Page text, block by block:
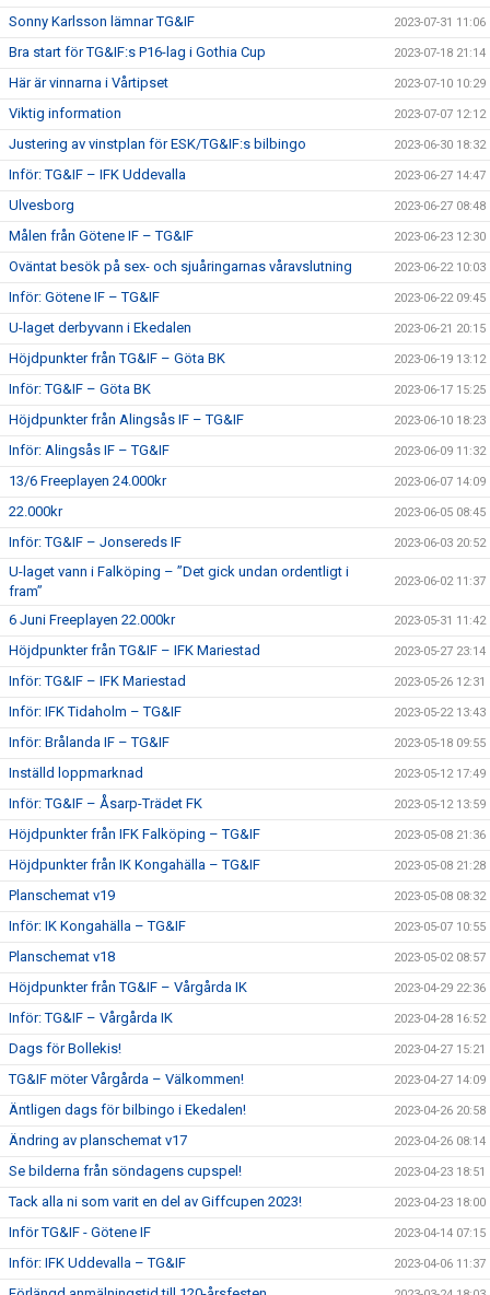
Sonny Karlsson lämnar TG&IF 2023-07-31 11:06
Bra start för TG&IF:s P16-lag i Gothia Cup 2023-07-18 21:14
Här är vinnarna i Vårtipset 2023-07-10 10:29
Viktig information 2023-07-07 12:12
Justering av vinstplan för ESK/TG&IF:s bilbingo 2023-06-30 18:32
Inför: TG&IF – IFK Uddevalla 2023-06-27 14:47
Ulvesborg 2023-06-27 08:48
Målen från Götene IF – TG&IF 2023-06-23 12:30
Oväntat besök på sex- och sjuåringarnas våravslutning 2023-06-22 10:03
Inför: Götene IF – TG&IF 2023-06-22 09:45
U-laget derbyvann i Ekedalen 2023-06-21 20:15
Höjdpunkter från TG&IF – Göta BK 2023-06-19 13:12
Inför: TG&IF – Göta BK 2023-06-17 15:25
Höjdpunkter från Alingsås IF – TG&IF 2023-06-10 18:23
Inför: Alingsås IF – TG&IF 2023-06-09 11:32
13/6 Freeplayen 24.000kr 2023-06-07 14:09
22.000kr 2023-06-05 08:45
Inför: TG&IF – Jonsereds IF 2023-06-03 20:52
U-laget vann i Falköping – ”Det gick undan ordentligt i
fram”
2023-06-02 11:37
6 Juni Freeplayen 22.000kr 2023-05-31 11:42
Höjdpunkter från TG&IF – IFK Mariestad 2023-05-27 23:14
Inför: TG&IF – IFK Mariestad 2023-05-26 12:31
Inför: IFK Tidaholm – TG&IF 2023-05-22 13:43
Inför: Brålanda IF – TG&IF 2023-05-18 09:55
Inställd loppmarknad 2023-05-12 17:49
Inför: TG&IF – Åsarp-Trädet FK 2023-05-12 13:59
Höjdpunkter från IFK Falköping – TG&IF 2023-05-08 21:36
Höjdpunkter från IK Kongahälla – TG&IF 2023-05-08 21:28
Planschemat v19 2023-05-08 08:32
Inför: IK Kongahälla – TG&IF 2023-05-07 10:55
Planschemat v18 2023-05-02 08:57
Höjdpunkter från TG&IF – Vårgårda IK 2023-04-29 22:36
Inför: TG&IF – Vårgårda IK 2023-04-28 16:52
Dags för Bollekis! 2023-04-27 15:21
TG&IF möter Vårgårda – Välkommen! 2023-04-27 14:09
Äntligen dags för bilbingo i Ekedalen! 2023-04-26 20:58
Ändring av planschemat v17 2023-04-26 08:14
Se bilderna från söndagens cupspel! 2023-04-23 18:51
Tack alla ni som varit en del av Giffcupen 2023! 2023-04-23 18:00
Inför TG&IF - Götene IF 2023-04-14 07:15
Inför: IFK Uddevalla – TG&IF 2023-04-06 11:37